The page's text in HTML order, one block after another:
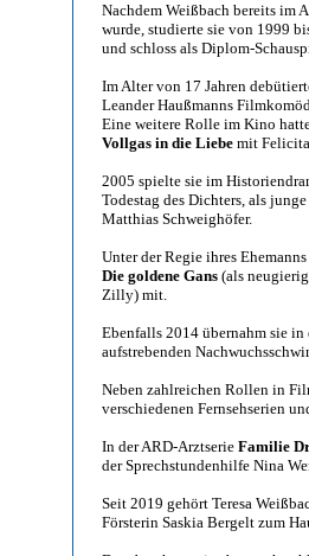
Nachdem Weißbach bereits im
wurde, studierte sie von 1999
und schloss als Diplom-
Im Alter von 17 Jahren
Leander Haußmanns
Eine weitere Rolle im Kino
Vollgas in die Liebe mit
2005 spielte sie im
Todestag des Dichters, als
Matthias Schweighöfer.
Unter der Regie ihres
Die goldene Gans (als
Zilly) mit.
Ebenfalls 2014 übernahm sie
aufstrebenden
Neben zahlreichen Rollen in
verschiedenen Fernsehserien
In der ARD-Arztserie Familie
der Sprechstundenhilfe Nina
Seit 2019 gehört Teresa
Försterin Saskia Bergelt zum